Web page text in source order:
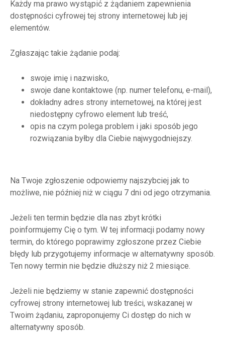
Każdy ma prawo wystąpić z żądaniem zapewnienia
dostępności cyfrowej tej strony internetowej lub jej
elementów.
Zgłaszając takie żądanie podaj:
swoje imię i nazwisko,
swoje dane kontaktowe (np. numer telefonu, e-mail),
dokładny adres strony internetowej, na której jest
niedostępny cyfrowo element lub treść,
opis na czym polega problem i jaki sposób jego
rozwiązania byłby dla Ciebie najwygodniejszy.
Na Twoje zgłoszenie odpowiemy najszybciej jak to
możliwe, nie później niż w ciągu 7 dni od jego otrzymania.
Jeżeli ten termin będzie dla nas zbyt krótki
poinformujemy Cię o tym. W tej informacji podamy nowy
termin, do którego poprawimy zgłoszone przez Ciebie
błędy lub przygotujemy informacje w alternatywny sposób.
Ten nowy termin nie będzie dłuższy niż 2 miesiące.
Jeżeli nie będziemy w stanie zapewnić dostępności
cyfrowej strony internetowej lub treści, wskazanej w
Twoim żądaniu, zaproponujemy Ci dostęp do nich w
alternatywny sposób.